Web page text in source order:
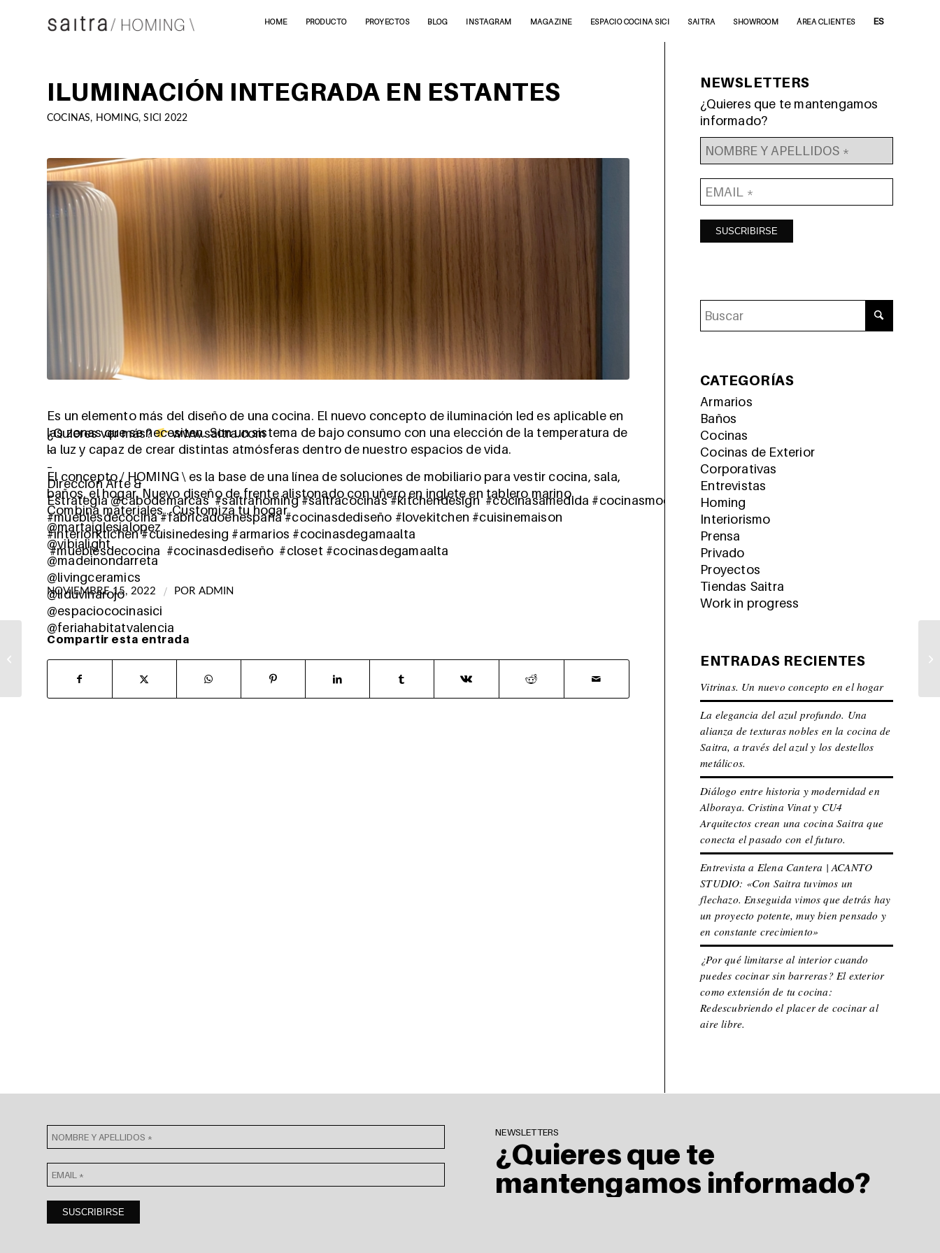
HOME PRODUCTO PROYECTOS BLOG INSTAGRAM MAGAZINE ESPACIO COCINA SICI SAITRA SHOWROOM ÁREA CLIENTES ES
ILUMINACIÓN INTEGRADA EN ESTANTES
COCINAS, HOMING,SICI 2022
Es un elemento más del diseño de una cocina. El nuevo concepto de iluminación led es aplicable en
las zonas que se necesiten. Son un sistema de bajo consumo con una elección de la temperatura de
la luz y capaz de crear distintas atmósferas dentro de nuestro espacios de vida.
El concepto / HOMING \ es la base de una línea de soluciones de mobiliario para vestir cocina, sala,
baños, el hogar. Nuevo diseño de frente alistonado con uñero en inglete en tablero marino.
Combina materiales . Customiza tu hogar
@martaiglesialopez
@vibialight
@madeinondarreta
@livingceramics
@liduvinarojo
@espaciococinasici
@feriahabitatvalencia
¿Quieres ver más?
www.saitra.com
–
–
Dirección Arte &
Estrategia @cabodemarcas #saitrahoming #saitracocinas #kitchendesign #cocinasamedida #cocinasmodernas #diseñococinas #cocina
#mueblesdecocina #fabricadoenespaña #cocinasdediseño #lovekitchen #cuisinemaison
#interiorktichen #cuisinedesing #armarios #cocinasdegamaalta
#mueblesdecocina #cocinasdediseño #closet #cocinasdegamaalta
NOVIEMBRE 15, 2022 / POR ADMIN
Compartir esta entrada
NEWSLETTERS
¿Quieres que te mantengamos
informado?
CATEGORÍAS
Armarios
Baños
Cocinas
Cocinas de Exterior
Corporativas
Entrevistas
Homing
Interiorismo
Prensa
Privado
Proyectos
Tiendas Saitra
Work in progress
ENTRADAS RECIENTES
Vitrinas. Un nuevo concepto en el hogar
La elegancia del azul profundo. Una
alianza de texturas nobles en la cocina de
Saitra, a través del azul y los destellos
metálicos.
Diálogo entre historia y modernidad en
Alboraya. Cristina Vinat y CU4
Arquitectos crean una cocina Saitra que
conecta el pasado con el futuro.
Entrevista a Elena Cantera | ACANTO
STUDIO: «Con Saitra tuvimos un
flechazo. Enseguida vimos que detrás hay
un proyecto potente, muy bien pensado y
en constante crecimiento»
¿Por qué limitarse al interior cuando
puedes cocinar sin barreras? El exterior
como extensión de tu cocina:
Redescubriendo el placer de cocinar al
aire libre.
NEWSLETTERS
¿Quieres que te
mantengamos informado?
Iluminación indirecta